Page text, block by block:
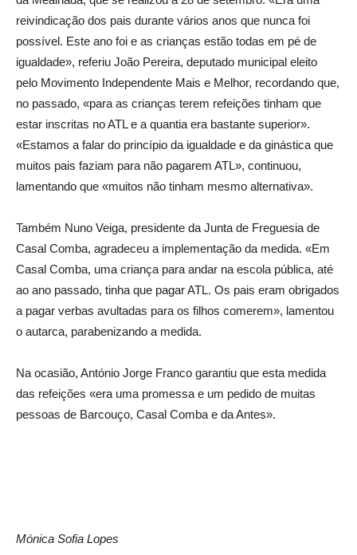
reivindicação dos pais durante vários anos que nunca foi
possível. Este ano foi e as crianças estão todas em pé de
igualdade», referiu João Pereira, deputado municipal eleito
pelo Movimento Independente Mais e Melhor, recordando que,
no passado, «para as crianças terem refeições tinham que
estar inscritas no ATL e a quantia era bastante superior».
«Estamos a falar do princípio da igualdade e da ginástica que
muitos pais faziam para não pagarem ATL», continuou,
lamentando que «muitos não tinham mesmo alternativa».
Também Nuno Veiga, presidente da Junta de Freguesia de
Casal Comba, agradeceu a implementação da medida. «Em
Casal Comba, uma criança para andar na escola pública, até
ao ano passado, tinha que pagar ATL. Os pais eram obrigados
a pagar verbas avultadas para os filhos comerem», lamentou
o autarca, parabenizando a medida.
Na ocasião, António Jorge Franco garantiu que esta medida
das refeições «era uma promessa e um pedido de muitas
pessoas de Barcouço, Casal Comba e da Antes».
Mónica Sofia Lopes